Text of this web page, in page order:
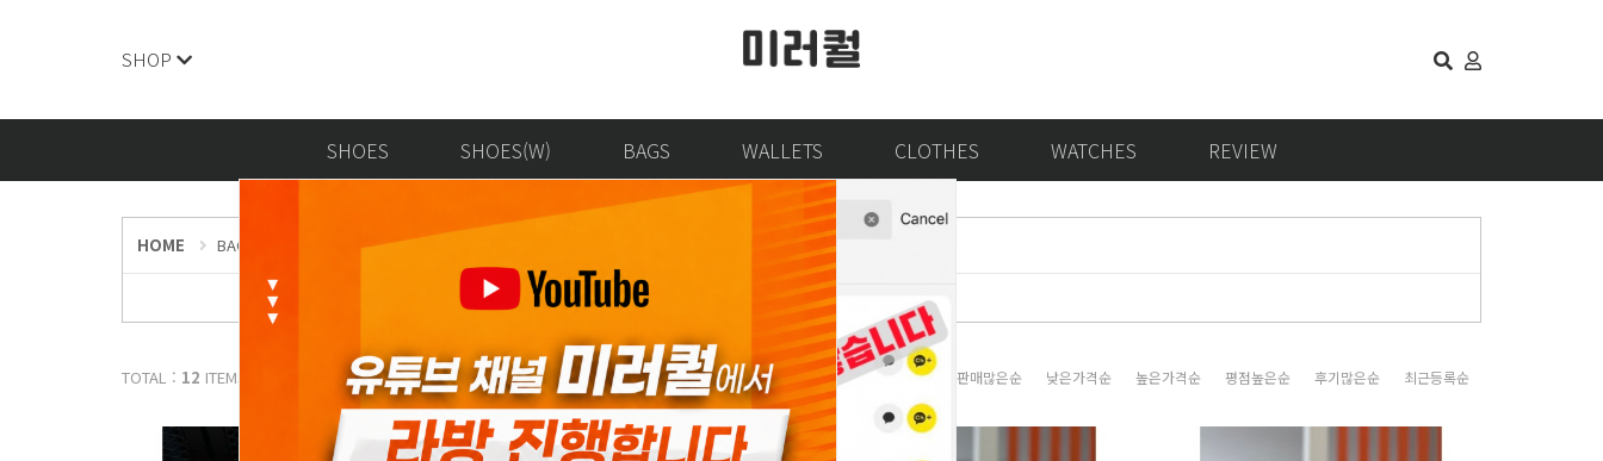
SHOP
SHOES SHOES(W) BAGS WALLETS CLOTHES WATCHES REVIEW
HOME BAGS 에르메스 / Hermès
TOTAL : 12 ITEMS 판매많은순 낮은가격순 높은가격순 평점높은순 후기많은순 최근등록순